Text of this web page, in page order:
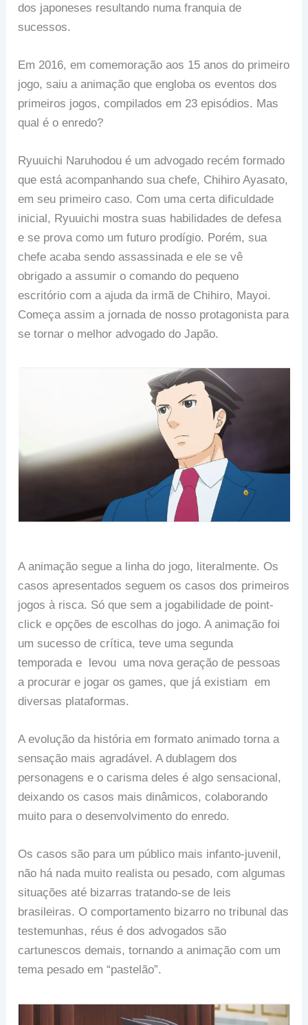
dos japoneses resultando numa franquia de
sucessos.
Em 2016, em comemoração aos 15 anos do primeiro
jogo, saiu a animação que engloba os eventos dos
primeiros jogos, compilados em 23 episódios. Mas
qual é o enredo?
Ryuuichi Naruhodou é um advogado recém formado
que está acompanhando sua chefe, Chihiro Ayasato,
em seu primeiro caso. Com uma certa dificuldade
inicial, Ryuuichi mostra suas habilidades de defesa
e se prova como um futuro prodígio. Porém, sua
chefe acaba sendo assassinada e ele se vê
obrigado a assumir o comando do pequeno
escritório com a ajuda da irmã de Chihiro, Mayoi.
Começa assim a jornada de nosso protagonista para
se tornar o melhor advogado do Japão.
A animação segue a linha do jogo, literalmente. Os
casos apresentados seguem os casos dos primeiros
jogos à risca. Só que sem a jogabilidade de point-
click e opções de escolhas do jogo. A animação foi
um sucesso de crítica, teve uma segunda
temporada e levou uma nova geração de pessoas
a procurar e jogar os games, que já existiam em
diversas plataformas.
A evolução da história em formato animado torna a
sensação mais agradável. A dublagem dos
personagens e o carisma deles é algo sensacional,
deixando os casos mais dinâmicos, colaborando
muito para o desenvolvimento do enredo.
Os casos são para um público mais infanto-juvenil,
não há nada muito realista ou pesado, com algumas
situações até bizarras tratando-se de leis
brasileiras. O comportamento bizarro no tribunal das
testemunhas, réus é dos advogados são
cartunescos demais, tornando a animação com um
tema pesado em “pastelão”.